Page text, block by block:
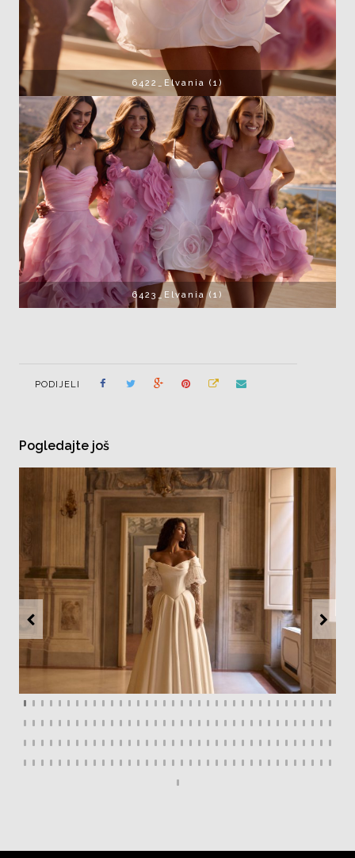
6422_Elvania (1)
6423_Elvania (1)
PODIJELI
Pogledajte još